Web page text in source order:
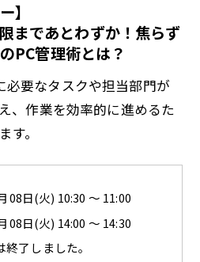
a
y
V
】
まであとわずか！焦らず
PC管理術とは？
要なタスクや担当部門が
、作業を効率的に進めるた
す。
08日(火) 10:30 ～ 11:00
08日(火) 14:00 ～ 14:30
了しました。